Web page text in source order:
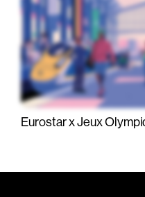
Eurostar x Jeux